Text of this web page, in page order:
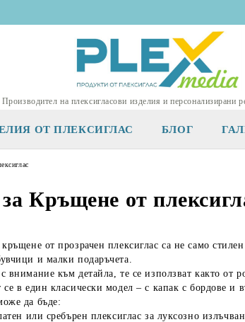
Производител на плексигласови изделия и персонализирани
ОТ ПЛЕКСИГЛАС БЛОГ
Кръщене от
от прозрачен плексиглас са не само
и малки подаръчета.
внимание към детайла, те се използват както от
се в един класически модел – с капак с бордове и
да бъде:
или сребърен плексиглас за луксозно